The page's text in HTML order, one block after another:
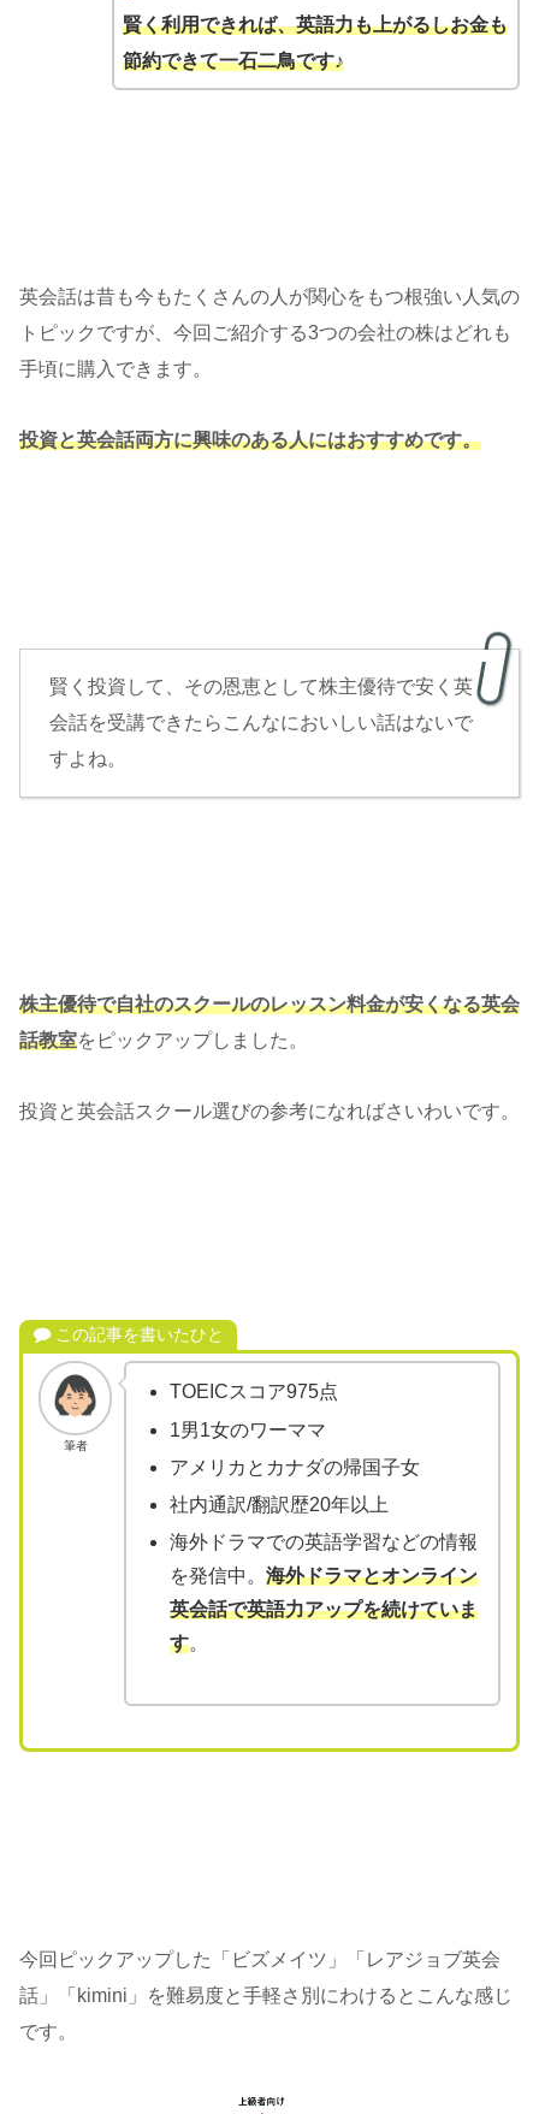
賢く利用できれば、英語力も上がるしお金も
節約できて一石二鳥です♪
英会話は昔も今もたくさんの人が関心をもつ根強い人気の
トピックですが、今回ご紹介する3つの会社の株はどれも
手頃に購入できます。
投資と英会話両方に興味のある人にはおすすめです。
賢く投資して、その恩恵として株主優待で安く英
会話を受講できたらこんなにおいしい話はないで
すよね。
株主優待で自社のスクールのレッスン料金が安くなる英会
話教室をピックアップしました。
投資と英会話スクール選びの参考になればさいわいです。
この記事を書いたひと
筆者
TOEICスコア975点
1男1女のワーママ
アメリカとカナダの帰国子女
社内通訳/翻訳歴20年以上
海外ドラマでの英語学習などの情報
を発信中。海外ドラマとオンライン
英会話で英語力アップを続けていま
す。
今回ピックアップした「ビズメイツ」「レアジョブ英会
話」「kimini」を難易度と手軽さ別にわけるとこんな感じ
です。